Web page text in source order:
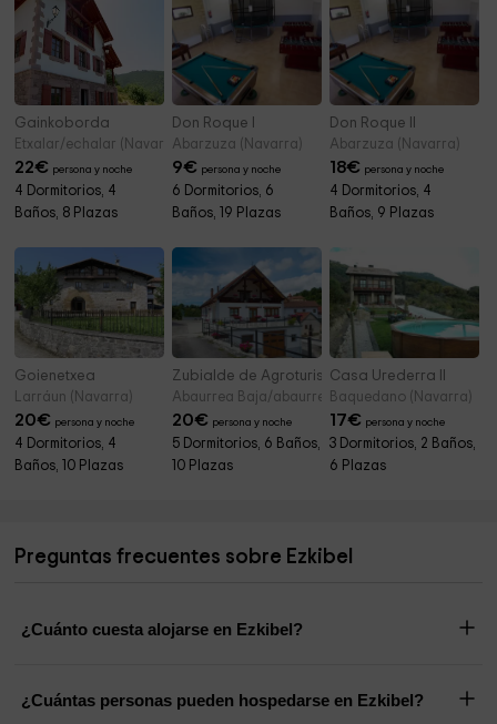
Gainkoborda
Etxalar/echalar (Navarra)
22€ persona y noche
4 Dormitorios, 4
Baños, 8 Plazas
Don Roque I
Abarzuza (Navarra)
9€ persona y noche
6 Dormitorios, 6
Baños, 19 Plazas
Don Roque II
Abarzuza (Navarra)
18€ persona y noche
4 Dormitorios, 4
Baños, 9 Plazas
Goienetxea
Larráun (Navarra)
20€ persona y noche
4 Dormitorios, 4
Baños, 10 Plazas
Zubialde de Agroturismo
Abaurrea Baja/abaurrepea (Navarra)
20€ persona y noche
5 Dormitorios, 6 Baños,
10 Plazas
Casa Urederra II
Baquedano (Navarra)
17€ persona y noche
3 Dormitorios, 2 Baños,
6 Plazas
Preguntas frecuentes sobre Ezkibel
¿Cuánto cuesta alojarse en Ezkibel?
¿Cuántas personas pueden hospedarse en Ezkibel?